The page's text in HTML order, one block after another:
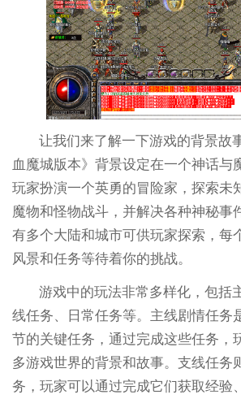
让我们来了解一下游戏的背景故
血魔城版本》背景设定在一个神话与
玩家扮演一个英勇的冒险家，探索未
魔物和怪物战斗，并解决各种神秘事
有多个大陆和城市可供玩家探索，每
风景和任务等待着你的挑战。
游戏中的玩法非常多样化，包括
线任务、日常任务等。主线剧情任务
节的关键任务，通过完成这些任务，
多游戏世界的背景和故事。支线任务
务，玩家可以通过完成它们获取经验